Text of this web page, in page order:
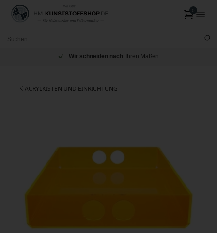
Wir schneiden nach Ihren Maßen
ACRYLKISTEN UND EINRICHTUNG